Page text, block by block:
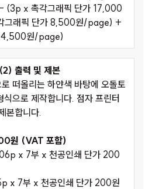
(3p x 촉각그래픽 단가 17,000
래픽 단가 8,500원/page) +
4,500원/page)
출력 및 제본
떠올리는 하얀색 바탕에 오돌토
으로 제작합니다. 점자 프린터
본합니다.
원 (VAT 포함)
x 7부 x 천공인쇄 단가 200
x 7부 x 천공인쇄 단가 200원